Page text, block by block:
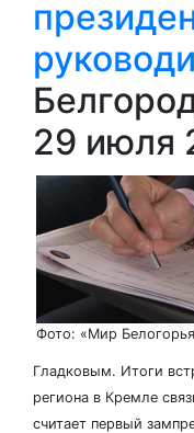
29 июля
Фото: «Мир
Гладковым. Итоги
региона в Кремле
считает первый